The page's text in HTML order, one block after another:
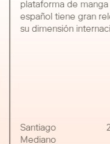
plataforma de manga
español tiene gran
su dimensión
operación,
Santiago
Mediano